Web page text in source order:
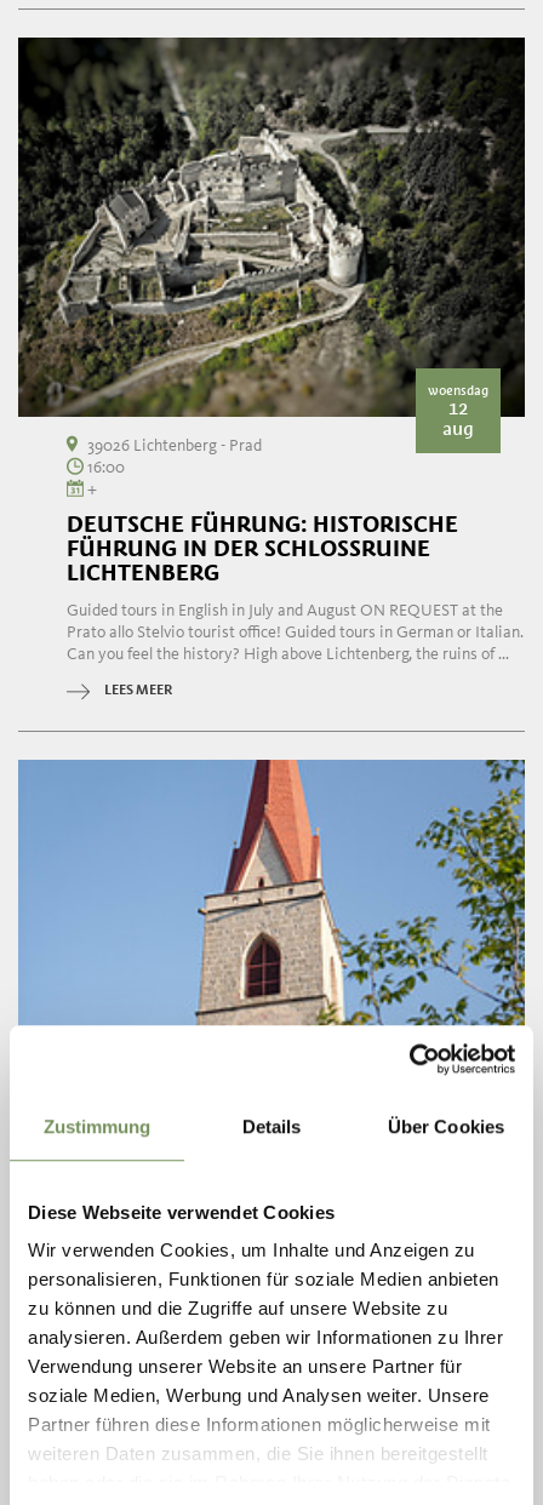
Zustimmung Details Über Cookies
Diese Webseite verwendet Cookies
Wir verwenden Cookies, um Inhalte und Anzeigen zu
personalisieren, Funktionen für soziale Medien anbieten
zu können und die Zugriffe auf unsere Website zu
analysieren. Außerdem geben wir Informationen zu Ihrer
Verwendung unserer Website an unsere Partner für
soziale Medien, Werbung und Analysen weiter. Unsere
Partner führen diese Informationen möglicherweise mit
weiteren Daten zusammen, die Sie ihnen bereitgestellt
woensdag
12
aug
39026 Lichtenberg - Prad
16:00
+
DEUTSCHE FÜHRUNG: HISTORISCHE
FÜHRUNG IN DER SCHLOSSRUINE
LICHTENBERG
Guided tours in English in July and August ON REQUEST at the
Prato allo Stelvio tourist office! Guided tours in German or Italian.
Can you feel the history? High above Lichtenberg, the ruins of ...
LEES MEER
15
Lana
CHURCH FESTIVAL IN NIEDERLANA
(KOPIE)
LEES MEER